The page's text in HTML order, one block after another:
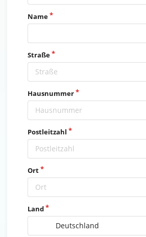
Name
Straße
Hausnummer
Postleitzahl
Ort
Land
Deutschland